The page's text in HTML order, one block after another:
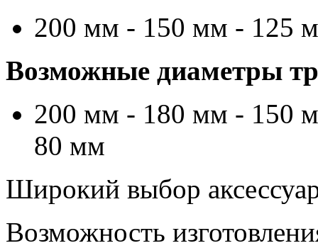
200 мм - 150 мм - 125
Возможные диаметры
200 мм - 180 мм - 150
80 мм
Широкий выбор
Возможность